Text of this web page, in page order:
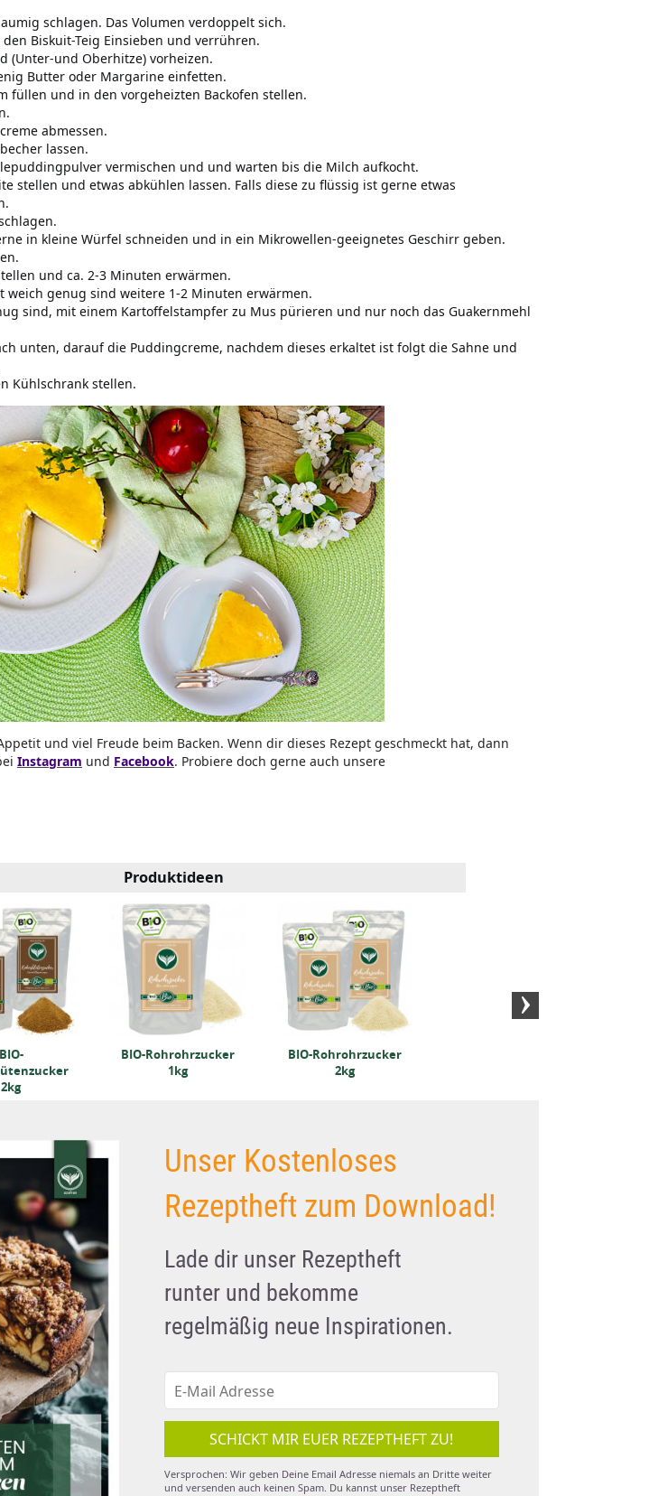
schlagen. Das Volumen verdoppelt sich.
Biskuit-Teig Einsieben und verrühren.
(Unter-und Oberhitze) vorheizen.
Butter oder Margarine einfetten.
füllen und in den vorgeheizten Backofen stellen.
abmessen.
lassen.
vermischen und und warten bis die Milch aufkocht.
stellen und etwas abkühlen lassen. Falls diese zu flüssig ist gerne etwas
in kleine Würfel schneiden und in ein Mikrowellen-geeignetes Geschirr geben.
und ca. 2-3 Minuten erwärmen.
weich genug sind weitere 1-2 Minuten erwärmen.
sind, mit einem Kartoffelstampfer zu Mus pürieren und nur noch das Guakernmehl
unten, darauf die Puddingcreme, nachdem dieses erkaltet ist folgt die Sahne und
Kühlschrank stellen.
und viel Freude beim Backen. Wenn dir dieses Rezept geschmeckt hat, dann
Instagram und Facebook. Probiere doch gerne auch unsere
Produktideen
BIO-
2kg
BIO-Rohrohrzucker
1kg
BIO-Rohrohrzucker
2kg
Unser Kostenloses
Rezeptheft zum Download!
Lade dir unser Rezeptheft
runter und bekomme
regelmäßig neue Inspirationen.
SCHICKT MIR EUER REZEPTHEFT ZU!
Versprochen: Wir geben Deine Email Adresse niemals an Dritte weiter
und versenden auch keinen Spam. Du kannst unser Rezeptheft